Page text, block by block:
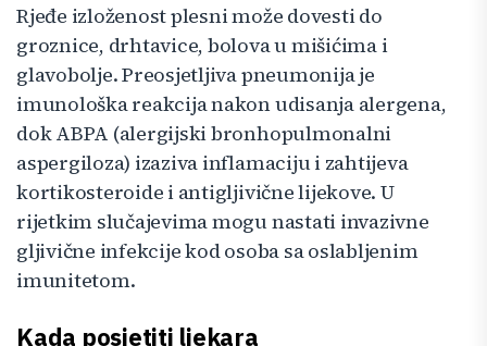
Rjeđe izloženost plesni može dovesti do
groznice, drhtavice, bolova u mišićima i
glavobolje. Preosjetljiva pneumonija je
imunološka reakcija nakon udisanja alergena,
dok ABPA (alergijski bronhopulmonalni
aspergiloza) izaziva inflamaciju i zahtijeva
kortikosteroide i antigljivične lijekove. U
rijetkim slučajevima mogu nastati invazivne
gljivične infekcije kod osoba sa oslabljenim
imunitetom.
Kada posjetiti ljekara